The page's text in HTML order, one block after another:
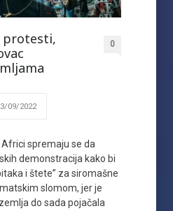
protesti,
0
09/2022
spremaju se da
demonstracija kako bi
i štete” za siromašne
slomom, jer je
do sada pojačala